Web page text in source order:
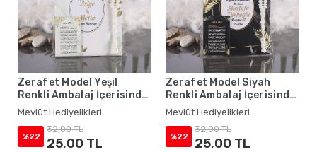
Zerafet Model Yeşil
Renkli Ambalaj İçerisinde
Yasin Kitabı, Magnet ve
Tesbih - Mevlüt
Hediyelikleri
Mevlüt Hediyelikleri
%22
32,00 TL
25,00 TL
Zerafet Model Siyah
Renkli Ambalaj İçerisinde
Yasin Kitabı, Magnet ve
Tesbih - Mevlüt
Hediyelikleri
Mevlüt Hediyelikleri
%22
32,00 TL
25,00 TL